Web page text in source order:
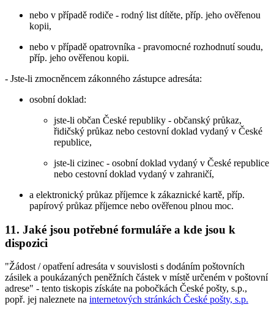
nebo v případě rodiče - rodný list dítěte, příp. jeho ověřenou
kopii,
nebo v případě opatrovníka - pravomocné rozhodnutí soudu,
příp. jeho ověřenou kopii.
- Jste-li zmocněncem zákonného zástupce adresáta:
osobní doklad:
jste-li občan České republiky - občanský průkaz,
řidičský průkaz nebo cestovní doklad vydaný v České
republice,
jste-li cizinec - osobní doklad vydaný v České republice
nebo cestovní doklad vydaný v zahraničí,
a elektronický průkaz příjemce k zákaznické kartě, příp.
papírový průkaz příjemce nebo ověřenou plnou moc.
11. Jaké jsou potřebné formuláře a kde jsou k
dispozici
"Žádost / opatření adresáta v souvislosti s dodáním poštovních
zásilek a poukázaných peněžních částek v místě určeném v poštovní
adrese" - tento tiskopis získáte na pobočkách České pošty, s.p.,
popř. jej naleznete na internetových stránkách České pošty, s.p.